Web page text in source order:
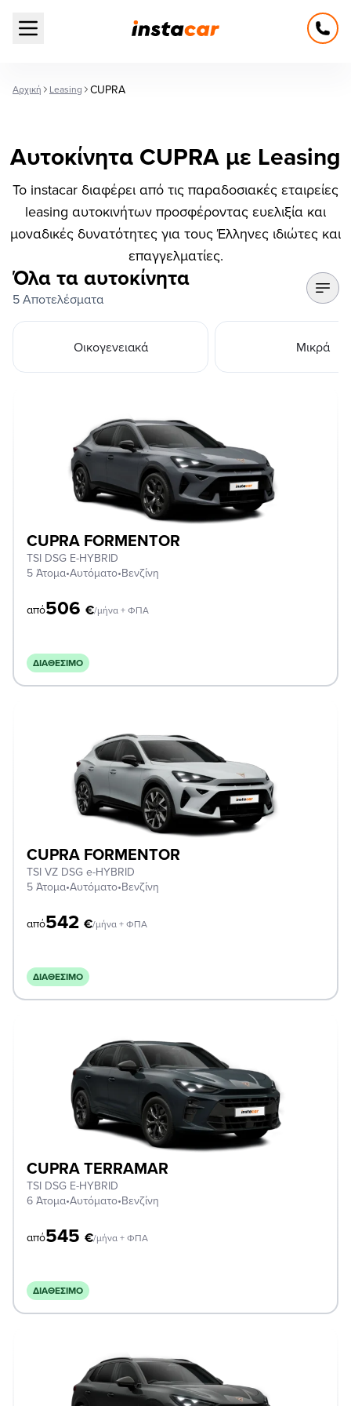
Open main menu
Αρχική Leasing CUPRA
Αυτοκίνητα CUPRA με Leasing
Το instacar διαφέρει από τις παραδοσιακές εταιρείες
leasing αυτοκινήτων προσφέροντας ευελιξία και
μοναδικές δυνατότητες για τους Έλληνες ιδιώτες και
επαγγελματίες.
Όλα τα αυτοκίνητα
5 Αποτελέσματα
Οικογενειακά Μικρά
CUPRA FORMENTOR
TSI DSG E-HYBRID
5 Άτομα•Αυτόματο•Βενζίνη
από506 €/μήνα + ΦΠΑ
ΔΙΑΘΈΣΙΜΟ
CUPRA FORMENTOR
TSI VZ DSG e-HYBRID
5 Άτομα•Αυτόματο•Βενζίνη
από542 €/μήνα + ΦΠΑ
ΔΙΑΘΈΣΙΜΟ
CUPRA TERRAMAR
TSI DSG E-HYBRID
6 Άτομα•Αυτόματο•Βενζίνη
από545 €/μήνα + ΦΠΑ
ΔΙΑΘΈΣΙΜΟ